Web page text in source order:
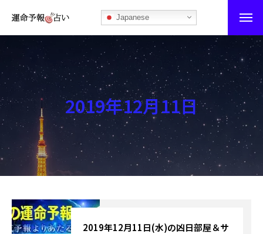
Japanese
運命予報占い
運命予報占いとは
あなたの所属部屋を探そう！
最恐の相性占い
秘伝公開！吉凶カレンダー
記事カテゴリー
ブログ
2019年12月11日
2019年12月11日(水)の凶日部屋＆サ